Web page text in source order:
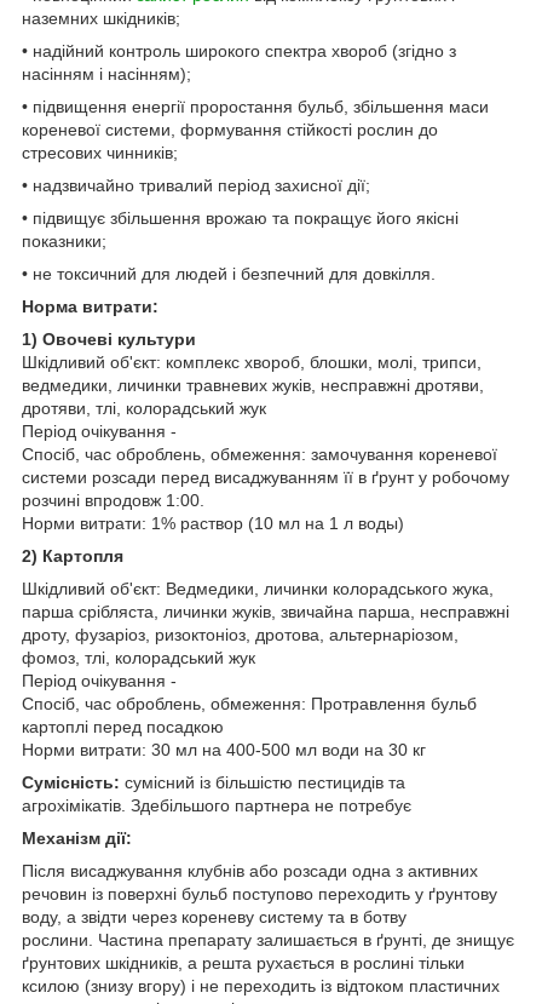
наземних шкідників;
• надійний контроль широкого спектра хвороб (згідно з
насінням і насінням);
• підвищення енергії проростання бульб, збільшення маси
кореневої системи, формування стійкості рослин до
стресових чинників;
• надзвичайно тривалий період захисної дії;
• підвищує збільшення врожаю та покращує його якісні
показники;
• не токсичний для людей і безпечний для довкілля.
Норма витрати:
1) Овочеві культури
Шкідливий об'єкт: комплекс хвороб, блошки, молі, трипси,
ведмедики, личинки травневих жуків, несправжні дротяви,
дротяви, тлі, колорадський жук
Період очікування -
Спосіб, час оброблень, обмеження: замочування кореневої
системи розсади перед висаджуванням її в ґрунт у робочому
розчині впродовж 1:00.
Норми витрати: 1% раствор (10 мл на 1 л воды)
2) Картопля
Шкідливий об'єкт: Ведмедики, личинки колорадського жука,
парша срібляста, личинки жуків, звичайна парша, несправжні
дроту, фузаріоз, ризоктоніоз, дротова, альтернаріозом,
фомоз, тлі, колорадський жук
Період очікування -
Спосіб, час оброблень, обмеження: Протравлення бульб
картоплі перед посадкою
Норми витрати: 30 мл на 400-500 мл води на 30 кг
Сумісність: сумісний із більшістю пестицидів та
агрохімікатів. Здебільшого партнера не потребує
Механізм дії:
Після висаджування клубнів або розсади одна з активних
речовин із поверхні бульб поступово переходить у ґрунтову
воду, а звідти через кореневу систему та в ботву
рослини. Частина препарату залишається в ґрунті, де знищує
ґрунтових шкідників, а решта рухається в рослині тільки
ксилою (знизу вгору) і не переходить із відтоком пластичних